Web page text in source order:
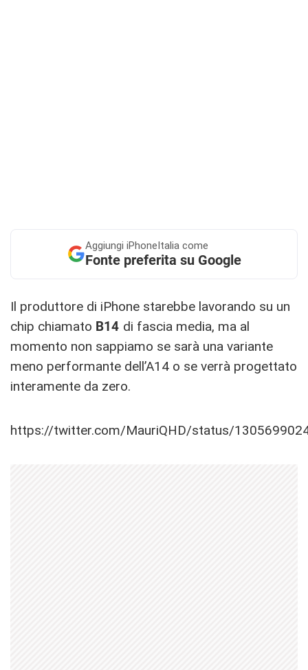
Aggiungi iPhoneItalia come
Fonte preferita su Google
Il produttore di iPhone starebbe lavorando su un
chip chiamato B14 di fascia media, ma al
momento non sappiamo se sarà una variante
meno performante dell’A14 o se verrà progettato
interamente da zero.
https://twitter.com/MauriQHD/status/